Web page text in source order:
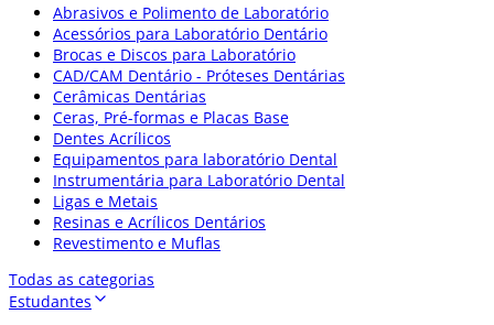
Abrasivos e Polimento de Laboratório
Acessórios para Laboratório Dentário
Brocas e Discos para Laboratório
CAD/CAM Dentário - Próteses Dentárias
Cerâmicas Dentárias
Ceras, Pré-formas e Placas Base
Dentes Acrílicos
Equipamentos para laboratório Dental
Instrumentária para Laboratório Dental
Ligas e Metais
Resinas e Acrílicos Dentários
Revestimento e Muflas
Todas as categorias
Estudantes